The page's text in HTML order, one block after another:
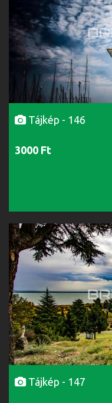
Tájkép - 146
3000 Ft
Tájkép - 147